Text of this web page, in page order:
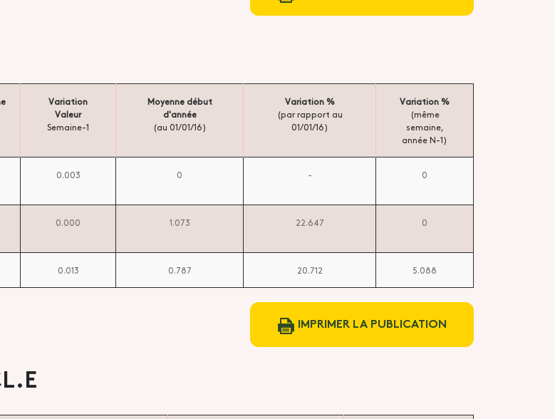
Variation
Valeur
Semaine-1
Moyenne début
d'année
(au 01/01/16)
Variation %
(par rapport au
01/01/16)
Variation %
(même
semaine,
année N-1)
0.003 0 - 0
0.000 1.073 22.647 0
0.013 0.787 20.712 5.088
IMPRIMER LA PUBLICATION